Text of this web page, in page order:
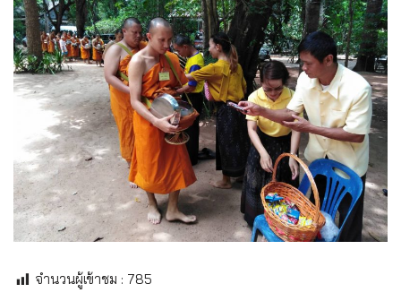
จำนวนผู้เข้าชม : 785